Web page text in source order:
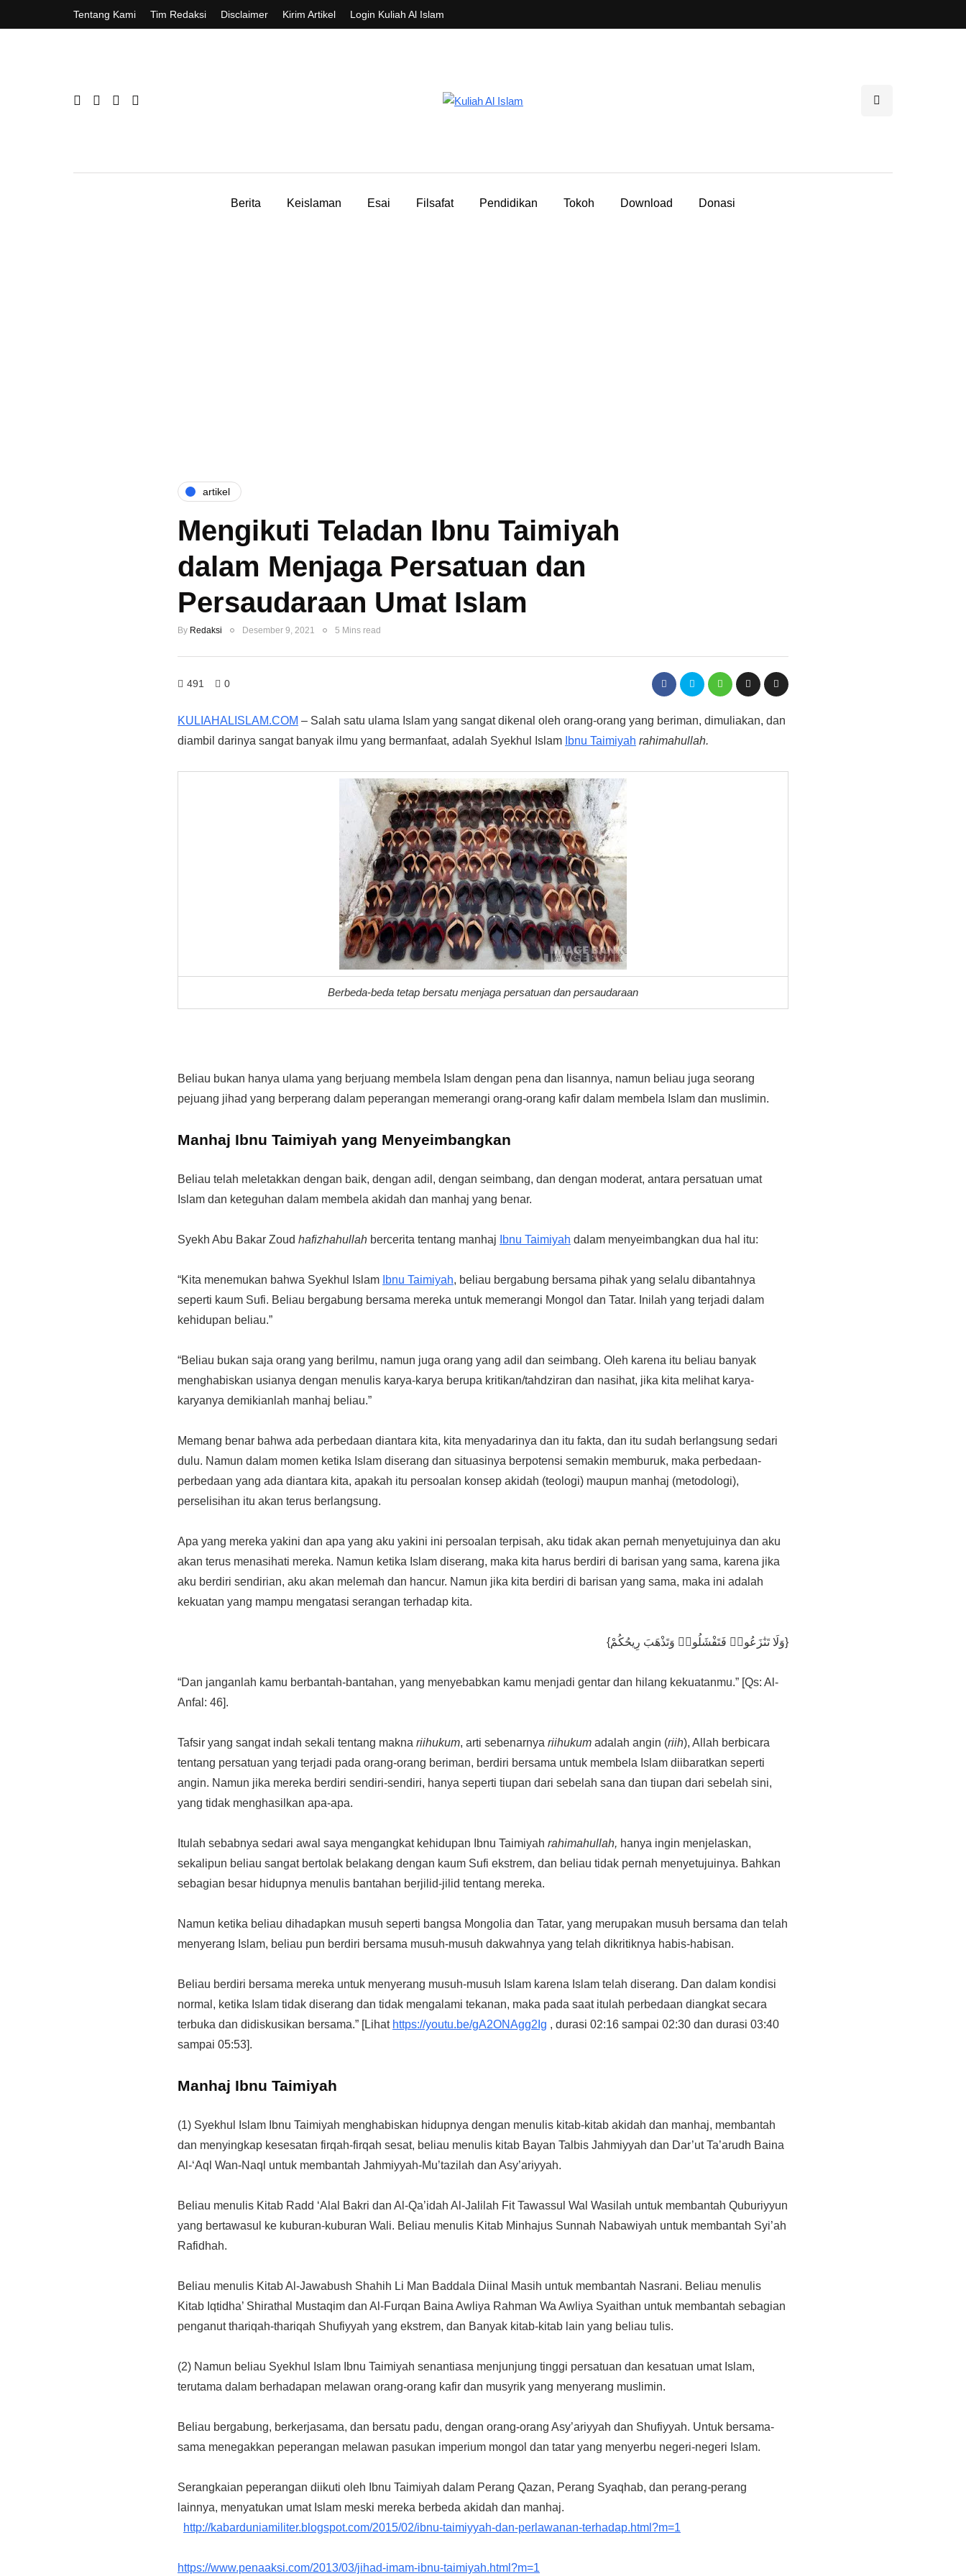
Tentang Kami Tim Redaksi Disclaimer Kirim Artikel Login Kuliah Al Islam
Berita Keislaman Esai Filsafat Pendidikan Tokoh Download Donasi
artikel
Mengikuti Teladan Ibnu Taimiyah
dalam Menjaga Persatuan dan
Persaudaraan Umat Islam
By Redaksi Desember 9, 2021 5 Mins read
491 0
KULIAHALISLAM.COM – Salah satu ulama Islam yang sangat dikenal oleh orang-orang yang beriman, dimuliakan, dan
diambil darinya sangat banyak ilmu yang bermanfaat, adalah Syekhul Islam Ibnu Taimiyah rahimahullah.
Berbeda-beda tetap bersatu menjaga persatuan dan persaudaraan
Beliau bukan hanya ulama yang berjuang membela Islam dengan pena dan lisannya, namun beliau juga seorang
pejuang jihad yang berperang dalam peperangan memerangi orang-orang kafir dalam membela Islam dan muslimin.
Manhaj Ibnu Taimiyah yang Menyeimbangkan
Beliau telah meletakkan dengan baik, dengan adil, dengan seimbang, dan dengan moderat, antara persatuan umat
Islam dan keteguhan dalam membela akidah dan manhaj yang benar.
Syekh Abu Bakar Zoud hafizhahullah bercerita tentang manhaj Ibnu Taimiyah dalam menyeimbangkan dua hal itu:
“Kita menemukan bahwa Syekhul Islam Ibnu Taimiyah, beliau bergabung bersama pihak yang selalu dibantahnya
seperti kaum Sufi. Beliau bergabung bersama mereka untuk memerangi Mongol dan Tatar. Inilah yang terjadi dalam
kehidupan beliau.”
“Beliau bukan saja orang yang berilmu, namun juga orang yang adil dan seimbang. Oleh karena itu beliau banyak
menghabiskan usianya dengan menulis karya-karya berupa kritikan/tahdziran dan nasihat, jika kita melihat karya-
karyanya demikianlah manhaj beliau.”
Memang benar bahwa ada perbedaan diantara kita, kita menyadarinya dan itu fakta, dan itu sudah berlangsung sedari
dulu. Namun dalam momen ketika Islam diserang dan situasinya berpotensi semakin memburuk, maka perbedaan-
perbedaan yang ada diantara kita, apakah itu persoalan konsep akidah (teologi) maupun manhaj (metodologi),
perselisihan itu akan terus berlangsung.
Apa yang mereka yakini dan apa yang aku yakini ini persoalan terpisah, aku tidak akan pernah menyetujuinya dan aku
akan terus menasihati mereka. Namun ketika Islam diserang, maka kita harus berdiri di barisan yang sama, karena jika
aku berdiri sendirian, aku akan melemah dan hancur. Namun jika kita berdiri di barisan yang sama, maka ini adalah
kekuatan yang mampu mengatasi serangan terhadap kita.
{وَلَا تَنَٰزَعُوا۟ فَتَفْشَلُوا۟ وَتَذْهَبَ رِيحُكُمْ}
“Dan janganlah kamu berbantah-bantahan, yang menyebabkan kamu menjadi gentar dan hilang kekuatanmu.” [Qs: Al-
Anfal: 46].
Tafsir yang sangat indah sekali tentang makna riihukum, arti sebenarnya riihukum adalah angin (riih), Allah berbicara
tentang persatuan yang terjadi pada orang-orang beriman, berdiri bersama untuk membela Islam diibaratkan seperti
angin. Namun jika mereka berdiri sendiri-sendiri, hanya seperti tiupan dari sebelah sana dan tiupan dari sebelah sini,
yang tidak menghasilkan apa-apa.
Itulah sebabnya sedari awal saya mengangkat kehidupan Ibnu Taimiyah rahimahullah, hanya ingin menjelaskan,
sekalipun beliau sangat bertolak belakang dengan kaum Sufi ekstrem, dan beliau tidak pernah menyetujuinya. Bahkan
sebagian besar hidupnya menulis bantahan berjilid-jilid tentang mereka.
Namun ketika beliau dihadapkan musuh seperti bangsa Mongolia dan Tatar, yang merupakan musuh bersama dan telah
menyerang Islam, beliau pun berdiri bersama musuh-musuh dakwahnya yang telah dikritiknya habis-habisan.
Beliau berdiri bersama mereka untuk menyerang musuh-musuh Islam karena Islam telah diserang. Dan dalam kondisi
normal, ketika Islam tidak diserang dan tidak mengalami tekanan, maka pada saat itulah perbedaan diangkat secara
terbuka dan didiskusikan bersama.” [Lihat https://youtu.be/gA2ONAgg2Ig , durasi 02:16 sampai 02:30 dan durasi 03:40
sampai 05:53].
Manhaj Ibnu Taimiyah
(1) Syekhul Islam Ibnu Taimiyah menghabiskan hidupnya dengan menulis kitab-kitab akidah dan manhaj, membantah
dan menyingkap kesesatan firqah-firqah sesat, beliau menulis kitab Bayan Talbis Jahmiyyah dan Dar’ut Ta’arudh Baina
Al-‘Aql Wan-Naql untuk membantah Jahmiyyah-Mu’tazilah dan Asy’ariyyah.
Beliau menulis Kitab Radd ‘Alal Bakri dan Al-Qa’idah Al-Jalilah Fit Tawassul Wal Wasilah untuk membantah Quburiyyun
yang bertawasul ke kuburan-kuburan Wali. Beliau menulis Kitab Minhajus Sunnah Nabawiyah untuk membantah Syi’ah
Rafidhah.
Beliau menulis Kitab Al-Jawabush Shahih Li Man Baddala Diinal Masih untuk membantah Nasrani. Beliau menulis
Kitab Iqtidha’ Shirathal Mustaqim dan Al-Furqan Baina Awliya Rahman Wa Awliya Syaithan untuk membantah sebagian
penganut thariqah-thariqah Shufiyyah yang ekstrem, dan Banyak kitab-kitab lain yang beliau tulis.
(2) Namun beliau Syekhul Islam Ibnu Taimiyah senantiasa menjunjung tinggi persatuan dan kesatuan umat Islam,
terutama dalam berhadapan melawan orang-orang kafir dan musyrik yang menyerang muslimin.
Beliau bergabung, berkerjasama, dan bersatu padu, dengan orang-orang Asy’ariyyah dan Shufiyyah. Untuk bersama-
sama menegakkan peperangan melawan pasukan imperium mongol dan tatar yang menyerbu negeri-negeri Islam.
Serangkaian peperangan diikuti oleh Ibnu Taimiyah dalam Perang Qazan, Perang Syaqhab, dan perang-perang
lainnya, menyatukan umat Islam meski mereka berbeda akidah dan manhaj.
http://kabarduniamiliter.blogspot.com/2015/02/ibnu-taimiyyah-dan-perlawanan-terhadap.html?m=1
https://www.penaaksi.com/2013/03/jihad-imam-ibnu-taimiyah.html?m=1